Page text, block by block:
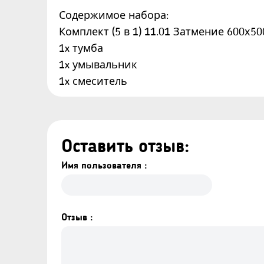
Содержимое набора:
Комплект (5 в 1) 11.01 Затмение
1x тумба
1x умывальник
1x смеситель
1x Зеркальный шкаф 101 Eclipse 600
1x Шкаф для ванной 152 Eclipse
Оставить отзыв:
Имя пользователя :
Отзыв :